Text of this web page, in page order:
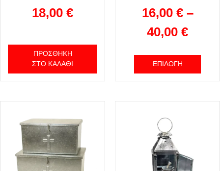
18,00 €
ΠΡΟΣΘΉΚΗ
ΣΤΟ ΚΑΛΆΘΙ
16,00 € –
40,00 €
ΕΠΙΛΟΓΉ